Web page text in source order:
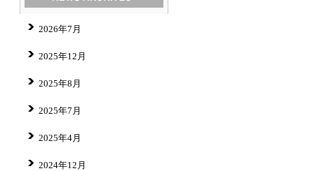
2026年7月
2025年12月
2025年8月
2025年7月
2025年4月
2024年12月